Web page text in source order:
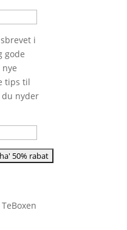
i
gode
tips til
nyder